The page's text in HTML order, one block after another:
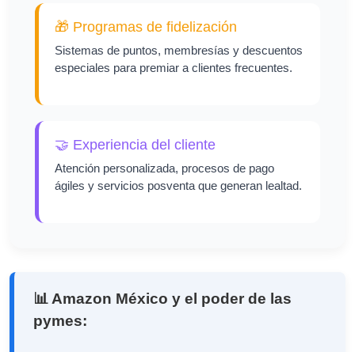
🎁 Programas de fidelización
Sistemas de puntos, membresías y descuentos
especiales para premiar a clientes frecuentes.
🤝 Experiencia del cliente
Atención personalizada, procesos de pago
ágiles y servicios posventa que generan lealtad.
📊 Amazon México y el poder de las
pymes: